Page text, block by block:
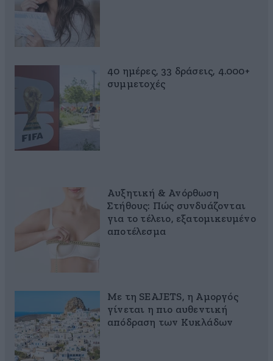
40 ημέρες, 33 δράσεις, 4.000+
συμμετοχές
Αυξητική & Ανόρθωση
Στήθους: Πώς συνδυάζονται
για το τέλειο, εξατομικευμένο
αποτέλεσμα
Με τη SEAJETS, η Αμοργός
γίνεται η πιο αυθεντική
απόδραση των Κυκλάδων